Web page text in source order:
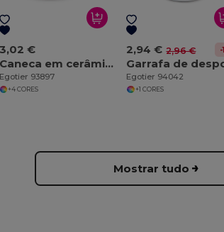
€
Caneca em cerâmica ideal para sublimação
93897
+4 CORES
2,94 € 2,96 € -
Egotier 94042
+1 CORES
Mostrar tudo